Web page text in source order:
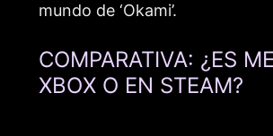
mundo de ‘Okami’.
COMPARATIVA: ¿ES
XBOX O EN STEAM?